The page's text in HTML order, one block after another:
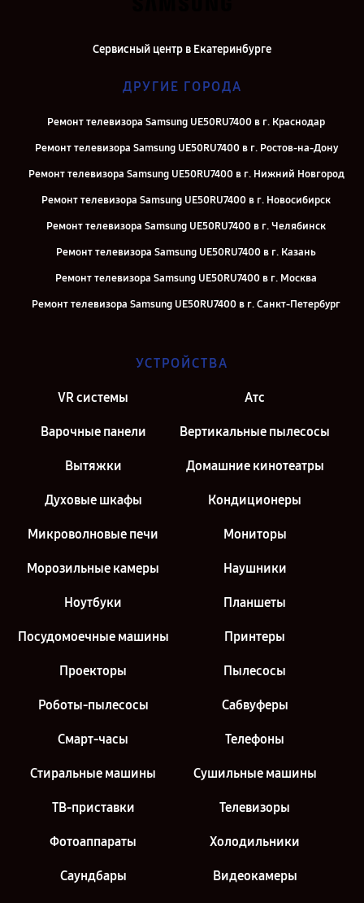
Сервисный центр в Екатеринбурге
ДРУГИЕ ГОРОДА
Ремонт телевизора Samsung UE50RU7400 в г. Краснодар
Ремонт телевизора Samsung UE50RU7400 в г. Ростов-на-Дону
Ремонт телевизора Samsung UE50RU7400 в г. Нижний Новгород
Ремонт телевизора Samsung UE50RU7400 в г. Новосибирск
Ремонт телевизора Samsung UE50RU7400 в г. Челябинск
Ремонт телевизора Samsung UE50RU7400 в г. Казань
Ремонт телевизора Samsung UE50RU7400 в г. Москва
Ремонт телевизора Samsung UE50RU7400 в г. Санкт-Петербург
УСТРОЙСТВА
VR системы Атс
Варочные панели Вертикальные пылесосы
Вытяжки Домашние кинотеатры
Духовые шкафы Кондиционеры
Микроволновые печи Мониторы
Морозильные камеры Наушники
Ноутбуки Планшеты
Посудомоечные машины Принтеры
Проекторы Пылесосы
Роботы-пылесосы Сабвуферы
Смарт-часы Телефоны
Стиральные машины Сушильные машины
ТВ-приставки Телевизоры
Фотоаппараты Холодильники
Саундбары Видеокамеры